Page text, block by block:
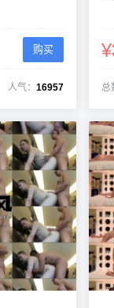
购买
人气： 16957
¥
总